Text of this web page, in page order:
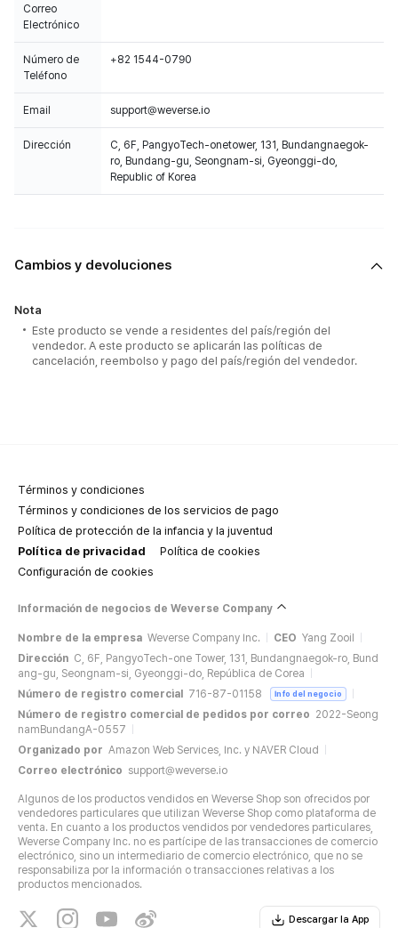
Correo
Electrónico
Número de
Teléfono
+82 1544-0790
Email support@weverse.io
Dirección
C, 6F, PangyoTech-onetower, 131, Bundangnaegok-
ro, Bundang-gu, Seongnam-si, Gyeonggi-do,
Republic of Korea
Cambios y devoluciones
Nota
Este producto se vende a residentes del país/región del
vendedor. A este producto se aplicarán las políticas de
cancelación, reembolso y pago del país/región del vendedor.
Términos y condiciones
Términos y condiciones de los servicios de pago
Política de protección de la infancia y la juventud
Política de privacidad
Política de cookies
Configuración de cookies
Información de negocios de Weverse Company
Nombre de la empresa Weverse Company Inc. CEO Yang Zooil
Dirección C, 6F, PangyoTech-one Tower, 131, Bundangnaegok-ro, Bund
ang-gu, Seongnam-si, Gyeonggi-do, República de Corea
Número de registro comercial
716-87-01158 Info del negocio
Número de registro comercial de pedidos por correo 2022-Seong
namBundangA-0557
Organizado por Amazon Web Services, Inc. y NAVER Cloud
Correo electrónico support@weverse.io
Algunos de los productos vendidos en Weverse Shop son ofrecidos por
vendedores particulares que utilizan Weverse Shop como plataforma de
venta. En cuanto a los productos vendidos por vendedores particulares,
Weverse Company Inc. no es partícipe de las transacciones de comercio
electrónico, sino un intermediario de comercio electrónico, que no se
responsabiliza por la información o transacciones relativas a los
productos mencionados.
Descargar la App